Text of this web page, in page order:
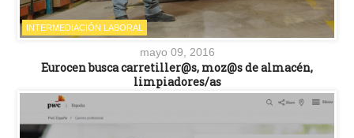
INTERMEDIACIÓN LABORAL
mayo 09, 2016
Eurocen busca carretiller@s, moz@s de almacén,
limpiadores/as